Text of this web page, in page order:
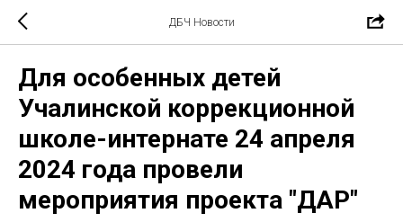
ДБЧ Новости
Для особенных детей
Учалинской коррекционной
школе-интернате 24 апреля
2024 года провели
мероприятия проекта "ДАР"